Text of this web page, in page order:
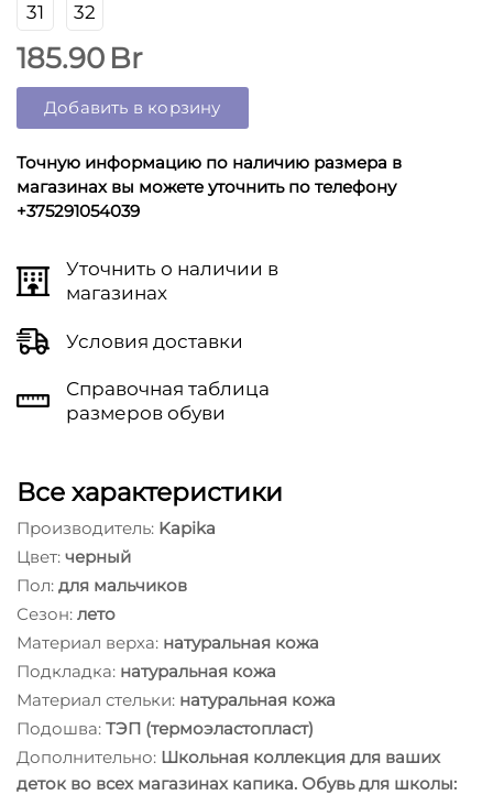
31 32
185.90 Br
Добавить в корзину
Точную информацию по наличию размера в
магазинах вы можете уточнить по телефону
+375291054039
Уточнить о наличии в
магазинах
Условия доставки
Справочная таблица
размеров обуви
Все характеристики
Производитель: Kapika
Цвет: черный
Пол: для мальчиков
Сезон: лето
Материал верха: натуральная кожа
Подкладка: натуральная кожа
Материал стельки: натуральная кожа
Подошва: ТЭП (термоэластопласт)
Дополнительно: Школьная коллекция для ваших
деток во всех магазинах капика. Обувь для школы: